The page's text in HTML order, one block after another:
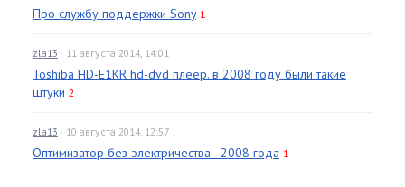
Про службу поддержки Sony 1
zla13 · 11 августа 2014, 14:01
Toshiba HD-E1KR hd-dvd плеер. в 2008 году были такие
штуки 2
zla13 · 10 августа 2014, 12:57
Оптимизатор без электричества - 2008 года 1